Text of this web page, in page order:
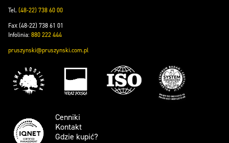
Tel.(48-22) 738 60 00
Fax (48-22) 738 61 01
Infolinia: 880 222 444
pruszynski@pruszynski.com.pl
Cenniki
Kontakt
Gdzie kupić?